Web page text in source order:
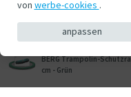
BERG Trampolin-
cm - Grün
von werbe-cookies .
anpassen